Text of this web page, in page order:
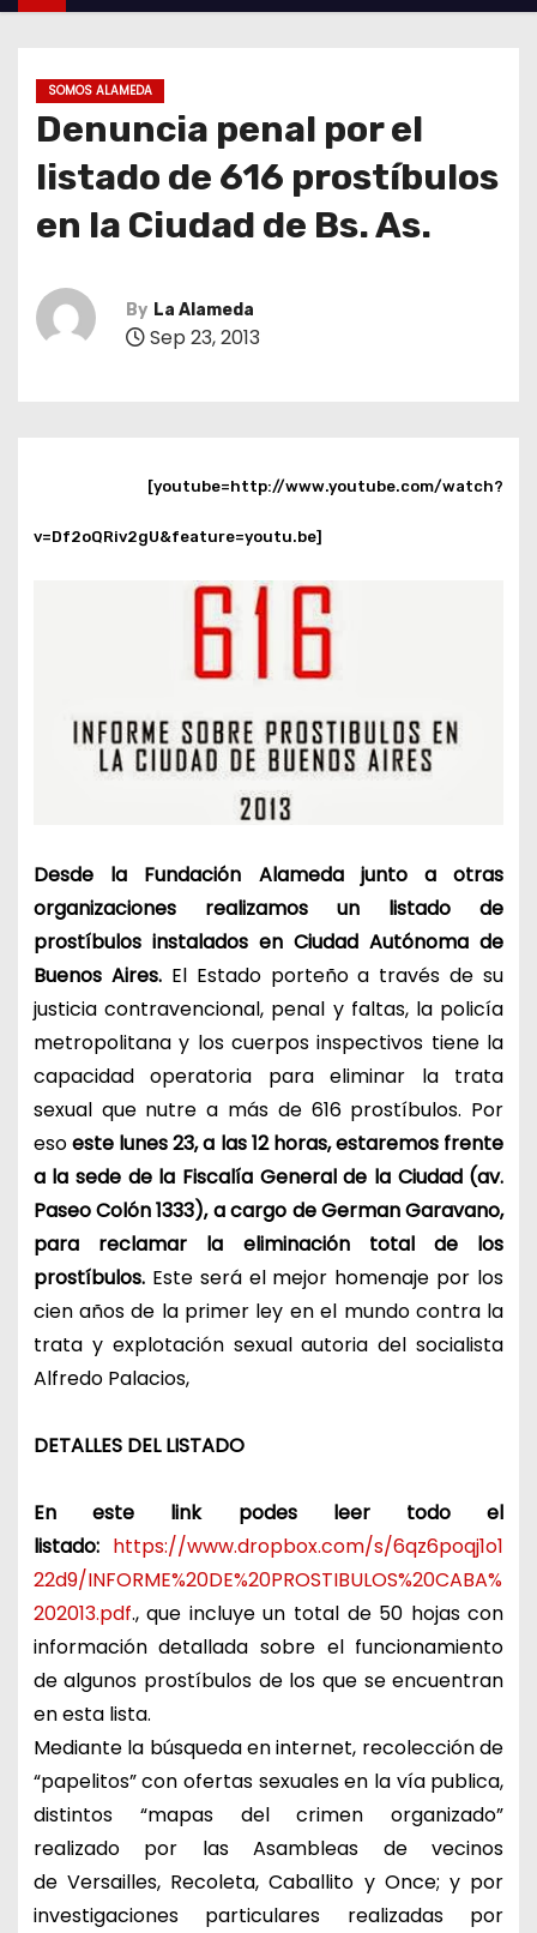
SOMOS ALAMEDA
Denuncia penal por el
listado de 616 prostíbulos
en la Ciudad de Bs. As.
By La Alameda
Sep 23, 2013
[youtube=http://www.youtube.com/watch?
v=Df2oQRiv2gU&feature=youtu.be]
Desde la Fundación Alameda junto a otras
organizaciones realizamos un listado de
prostíbulos instalados en Ciudad Autónoma de
Buenos Aires.El Estado porteño a través de su
justicia contravencional, penal y faltas, la policía
metropolitana y los cuerpos inspectivos tiene la
capacidad operatoria para eliminar la trata
sexual que nutre a más de 616 prostíbulos. Por
esoeste lunes 23, a las 12 horas, estaremos frente
a la sede de la Fiscalía General de la Ciudad (av.
Paseo Colón 1333), a cargo de German Garavano,
para reclamar la eliminación total de los
prostíbulos.Este será el mejor homenaje por los
cien años de la primer ley en el mundo contra la
trata y explotación sexual autoria del socialista
Alfredo Palacios,
DETALLES DEL LISTADO
En este link podes leer todo el
listado: https://www.dropbox.com/s/6qz6poqj1o1
22d9/INFORME%20DE%20PROSTIBULOS%20CABA%
202013.pdf., que incluye un total de 50 hojas con
información detallada sobre el funcionamiento
de algunos prostíbulos de los que se encuentran
en esta lista.
Mediante la búsqueda en internet, recolección de
“papelitos” con ofertas sexuales en la vía publica,
distintos “mapas del crimen organizado”
realizado por las Asambleas de vecinos
de Versailles, Recoleta, Caballito y Once; y por
investigaciones particulares realizadas por